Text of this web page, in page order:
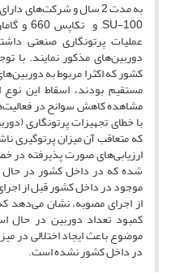
عملیات پرتونگاری صنعتی
دوربین‌های مذکور نمایند. با
کشور که اکثرا مربوط به
مستقیم بودند، اسقاط این
مشاهده کاهش سوانح در
با خطای تجهیزات پرتونگاری
که متعاقب آن میزان پرتوگیری
ارزیابی‌های صورت پذیرفته در
شده که در داخل کشور در حال
موجود در داخل کشور قبل از
از اجرای مصوبه، نشان می‌دهد
کمبود تعداد دوربین در حال
موضوع باعث ایجاد اختلالی در
در داخل کشور نشده است.